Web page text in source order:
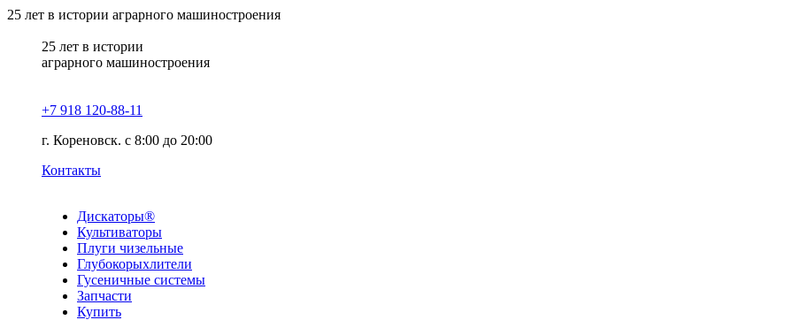
25 лет в истории аграрного машиностроения
25 лет в истории
аграрного машиностроения
+7 918 120-88-11
г. Кореновск. c 8:00 до 20:00
Контакты
Дискаторы®
Культиваторы
Плуги чизельные
Глубокорыхлители
Гусеничные системы
Запчасти
Купить